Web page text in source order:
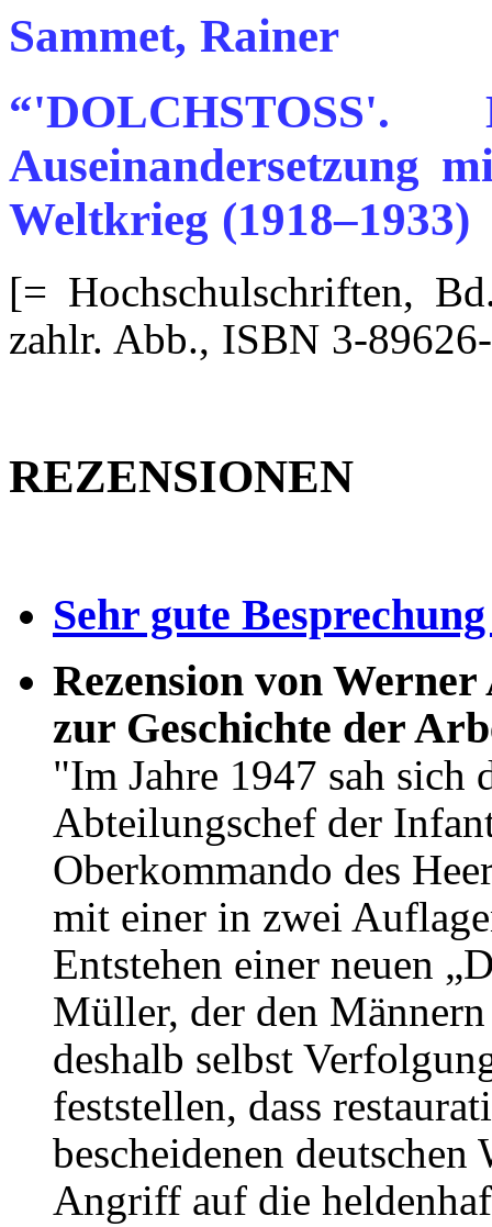
Sammet, Rainer
Auseinandersetzung
Weltkrieg (1918–1933)
[= Hochschulschriften,
zahlr. Abb., ISBN 3-
REZENSIONEN
Sehr gute
Rezension von
zur Geschichte der
"Im Jahre 1947 sah sich
Abteilungschef der
Oberkommando des
mit einer in zwei
Entstehen einer neuen
Müller, der den
deshalb selbst
feststellen, dass
bescheidenen
Angriff auf die